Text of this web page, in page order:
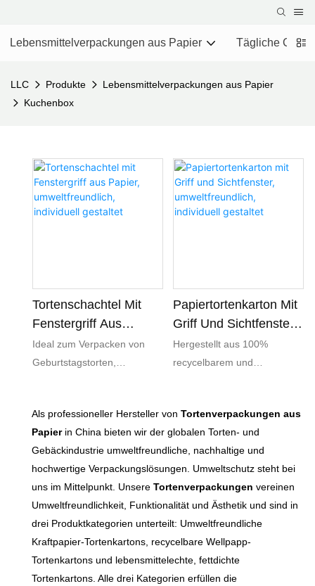
Lebensmittelverpackungen aus Papier Tägliche
LLC Produkte
Lebensmittelverpackungen aus Papier
Kuchenbox
Tortenschachtel Mit
Fenstergriff Aus
Papier,
Umweltfreundlich,
Ideal zum Verpacken von
Geburtstagstorten,
anderen Leckereien.
Geeignet für die Präsentation
im Geschäft und für
Lieferdienste.
Papiertortenkarton Mit
Griff Und Sichtfenster,
Umweltfreundlich,
Individuell Gestaltet
Hergestellt aus 100%
recycelbarem und
entspricht die Verpackung
globalen Trends für
umweltfreundliche
Verpackungen und hilft Ihrer
Marke, ihre
Nachhaltigkeitsziele zu
erreichen.
Als professioneller Hersteller von Tortenverpackungen aus
Papierin China bieten wir der globalen Torten- und
Gebäckindustrie umweltfreundliche, nachhaltige und
hochwertige Verpackungslösungen. Umweltschutz steht bei
uns im Mittelpunkt. Unsere Tortenverpackungen vereinen
Umweltfreundlichkeit, Funktionalität und Ästhetik und sind in
drei Produktkategorien unterteilt: Umweltfreundliche
Kraftpapier-Tortenkartons, recycelbare Wellpapp-
Tortenkartons und lebensmittelechte, fettdichte
Tortenkartons. Alle drei Kategorien erfüllen die